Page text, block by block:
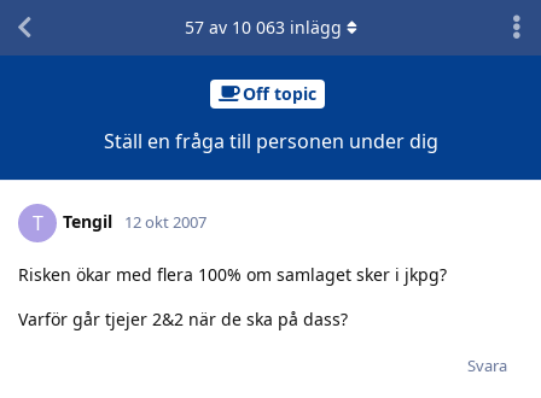
Off topic
Ställ en fråga till personen under dig
57av 10 063inlägg
T Tengil 12 okt 2007
Risken ökar med flera 100% om samlaget sker i jkpg?
Varför går tjejer 2&2 när de ska på dass?
Svara